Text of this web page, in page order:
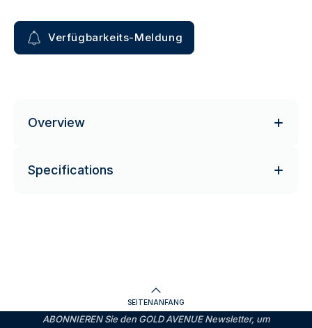
Verfügbarkeits-Meldung
Overview
Specifications
SEITENANFANG
ABONNIEREN Sie den GOLD AVENUE Newsletter, um